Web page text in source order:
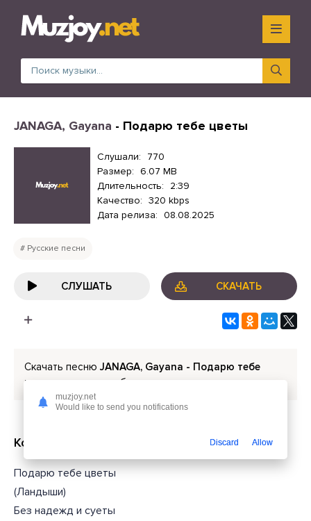
JANAGA, Gayana - Подарю тебе цветы
Слушали:
770
Размер: 6.07 MB
Длительность:
2:39
Качество: 320 kbps
Дата релиза: 08.08.2025
Русские песни
СЛУШАТЬ СКАЧАТЬ
Скачать песню JANAGA, Gayana - Подарю тебе
цветы
или слушать бесплатно
Короткий текст из песни
Подарю тебе цветы
(Ландыши)
Без надежд и суеты
muzjoy.net
Would like to send you notifications
Discard Allow